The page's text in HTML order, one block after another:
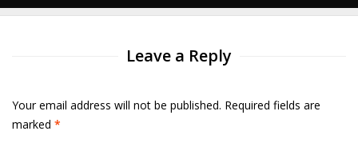
Leave a Reply
Your email address will not be published. Required fields are
marked *